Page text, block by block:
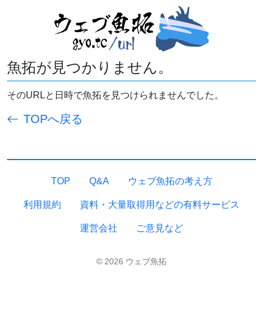
魚拓が見つかりません。
そのURLと日時で魚拓を見つけられませんでした。
TOPへ戻る
TOP Q&A ウェブ魚拓の考え方
利用規約 資料・大量取得用などの有料サービス
運営会社 ご意見など
© 2026 ウェブ魚拓